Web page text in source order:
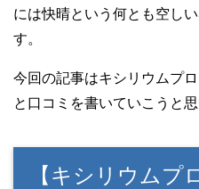
には快晴という何とも空し
す。
今回の記事はキシリウムプ
と口コミを書いていこうと思
【キシリウムプ